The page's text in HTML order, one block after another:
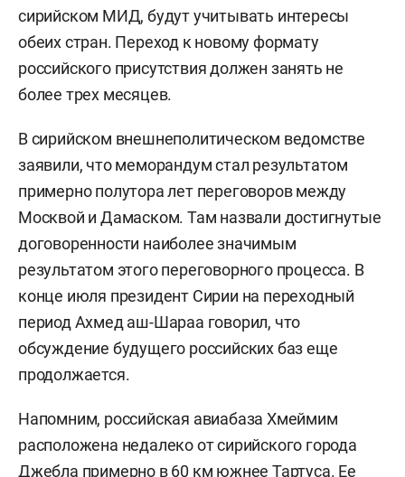
сирийском МИД, будут учитывать интересы
обеих стран. Переход к новому формату
российского присутствия должен занять не
более трех месяцев.
В сирийском внешнеполитическом ведомстве
заявили, что меморандум стал результатом
примерно полутора лет переговоров между
Москвой и Дамаском. Там назвали достигнутые
договоренности наиболее значимым
результатом этого переговорного процесса. В
конце июля президент Сирии на переходный
период Ахмед аш-Шараа говорил, что
обсуждение будущего российских баз еще
продолжается.
Напомним, российская авиабаза Хмеймим
расположена недалеко от сирийского города
Джебла примерно в 60 км южнее Тартуса. Ее